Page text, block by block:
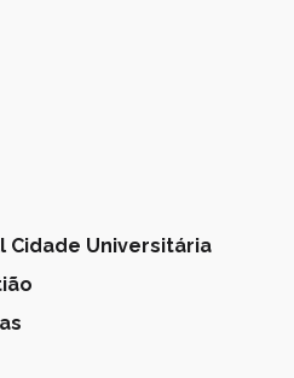
Cidade Universitária